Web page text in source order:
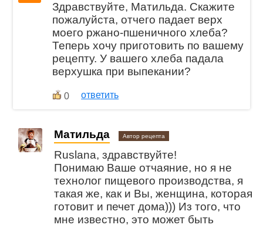
Здравствуйте, Матильда. Скажите
пожалуйста, отчего падает верх
моего ржано-пшеничного хлеба?
Теперь хочу приготовить по вашему
рецепту. У вашего хлеба падала
верхушка при выпекании?
0 ответить
Матильда Автор рецепта
Ruslana, здравствуйте!
Понимаю Ваше отчаяние, но я не
технолог пищевого производства, я
такая же, как и Вы, женщина, которая
готовит и печет дома))) Из того, что
мне известно, это может быть